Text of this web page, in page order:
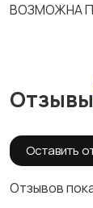
ВОЗМОЖНА
Отзывы
Оставить
Отзывов